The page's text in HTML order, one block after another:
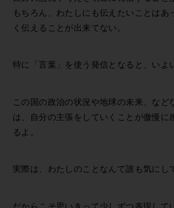
もちろん、わたしにも伝えたいことはあ
く伝えることが出来てない。
特に「言葉」を使う発信となると、いよ
この国の政治の状況や地球の未来、など
は、自分の主張をしていくことが傲慢に
るよ。
実際は、わたしのことなんて誰も気にし
だからこそ思いきって少しずつ表現して